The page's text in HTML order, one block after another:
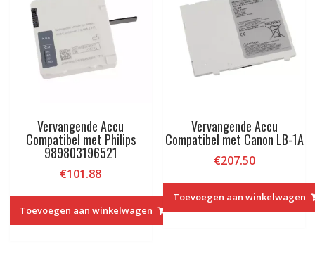
Vervangende Accu
Compatibel met Philips
989803196521
€101.88
Toevoegen aan winkelwagen
Vervangende Accu
Compatibel met Canon LB-1A
€207.50
Toevoegen aan winkelwagen